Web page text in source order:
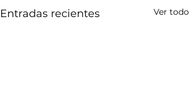
Entradas recientes Ver todo